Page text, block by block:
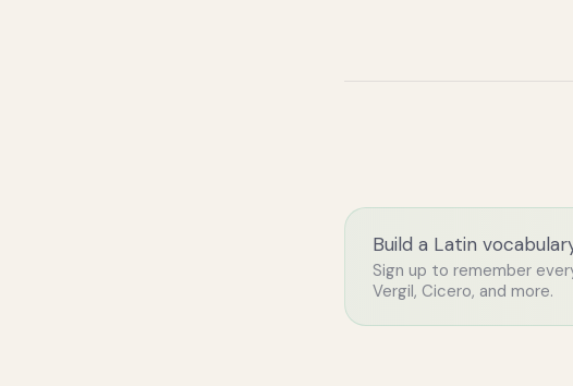
Build a Latin
Sign up to remember
Vergil, Cicero, and more.